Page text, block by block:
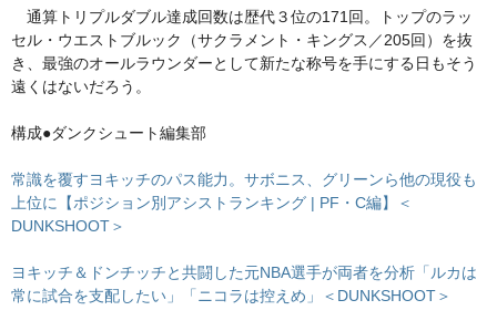
通算トリプルダブル達成回数は歴代３位の171回。トップのラッ
セル・ウエストブルック（サクラメント・キングス／205回）を抜
き、最強のオールラウンダーとして新たな称号を手にする日もそう
遠くはないだろう。
構成●ダンクシュート編集部
常識を覆すヨキッチのパス能力。サボニス、グリーンら他の現役も
上位に【ポジション別アシストランキング | PF・C編】＜
DUNKSHOOT＞
ヨキッチ＆ドンチッチと共闘した元NBA選手が両者を分析「ルカは
常に試合を支配したい」「ニコラは控えめ」＜DUNKSHOOT＞